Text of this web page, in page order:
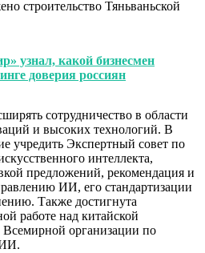
строительство Тяньваньской
узнал, какой бизнесмен
доверия россиян
сотрудничество в области
и высоких технологий. В
учредить Экспертный совет по
интеллекта,
предложений, рекомендация и
ИИ, его стандартизации
Также достигнута
работе над китайской
организации по
ИИ.